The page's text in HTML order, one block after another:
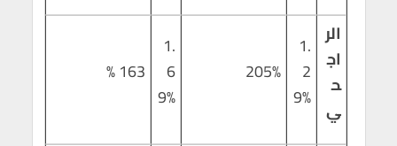
الر
اج
ح
ي
1.
2
9%
205%
1.
6
9%
163 %